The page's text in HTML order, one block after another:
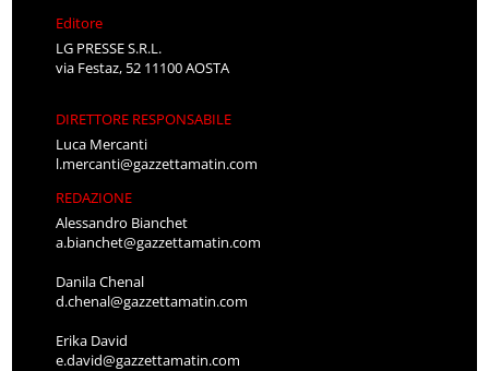
Editore
LG PRESSE S.R.L.
via Festaz, 52 11100 AOSTA
DIRETTORE RESPONSABILE
Luca Mercanti
l.mercanti@gazzettamatin.com
REDAZIONE
Alessandro Bianchet
a.bianchet@gazzettamatin.com
Danila Chenal
d.chenal@gazzettamatin.com
Erika David
e.david@gazzettamatin.com